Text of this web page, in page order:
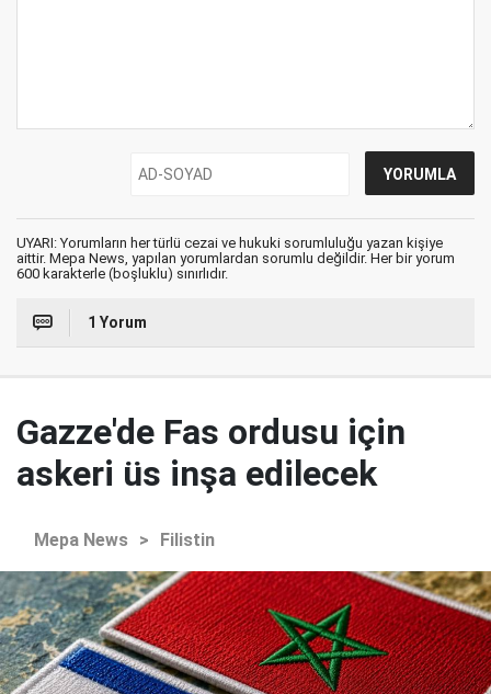
UYARI: Yorumların her türlü cezai ve hukuki sorumluluğu yazan kişiye
aittir. Mepa News, yapılan yorumlardan sorumlu değildir. Her bir yorum
600 karakterle (boşluklu) sınırlıdır.
1 Yorum
Gazze'de Fas ordusu için
askeri üs inşa edilecek
Mepa News > Filistin